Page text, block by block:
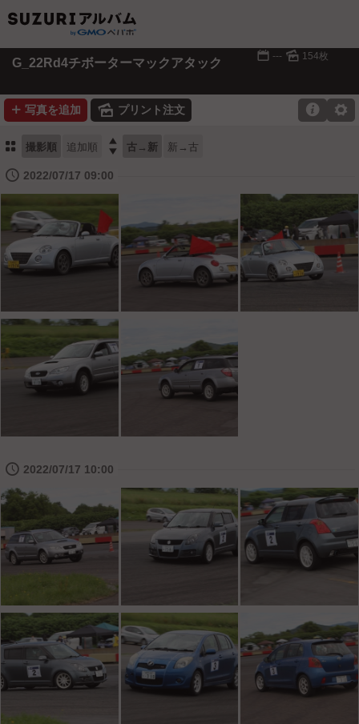
G_22Rd4チボーターマックアタック 📅 --- 🌄 154枚
➕ 写真を追加 🌄 プリント注文 ⚙

⚏ 撮影順 追加順  古→新 新→古
🕔 2022/07/17 09:00
🕔 2022/07/17 10:00